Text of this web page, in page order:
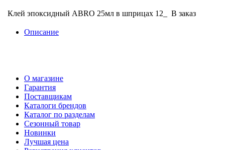
Клей эпоксидный ABRO 25мл в шприцах 12_ В заказ
Описание
О магазине
Гарантия
Поставщикам
Каталоги брендов
Каталог по разделам
Сезонный товар
Новинки
Лучшая цена